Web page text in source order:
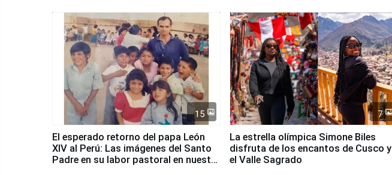
15
El esperado retorno del papa León
XIV al Perú: Las imágenes del Santo
Padre en su labor pastoral en nuestro
7
La estrella olímpica Simone Biles
disfruta de los encantos de Cusco y
el Valle Sagrado